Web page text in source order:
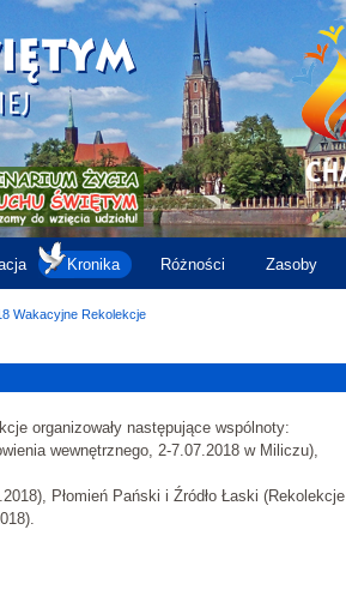
Kronika Różności Zasoby
Wakacyjne Rekolekcje
organizowały następujące wspólnoty:
wewnętrznego, 2-7.07.2018 w Miliczu),
Płomień Pański i Źródło Łaski (Rekolekcje